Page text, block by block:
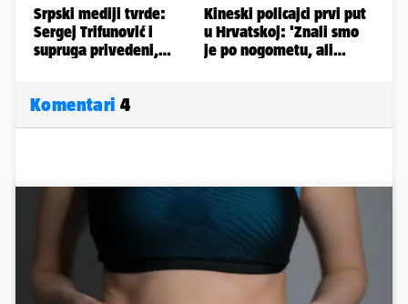
Komentari 4